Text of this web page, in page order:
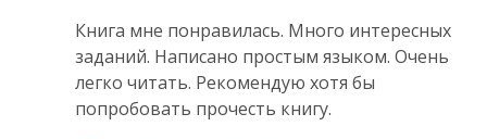
Книга мне понравилась. Много интересных
заданий. Написано простым языком. Очень
легко читать. Рекомендую хотя бы
попробовать прочесть книгу.